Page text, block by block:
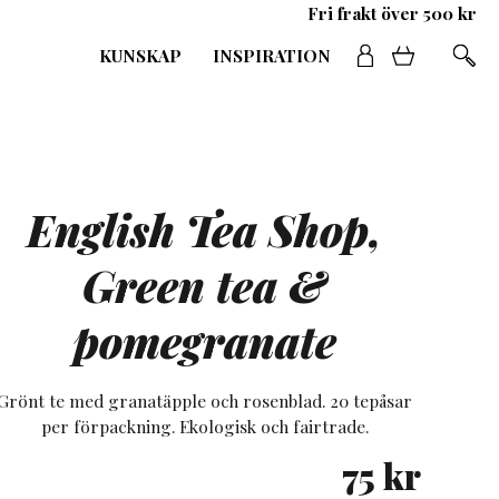
KUNSKAP INSPIRATION
Fri frakt över 500 kr
English Tea Shop,
Green tea &
pomegranate
te med granatäpple och rosenblad. 20 tepåsar
per förpackning. Ekologisk och fairtrade.
75kr